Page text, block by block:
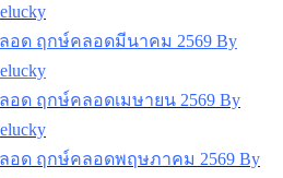
อด ฤกษ์คลอดมีนาคม 2569 By
อด ฤกษ์คลอดเมษายน 2569 By
อด ฤกษ์คลอดพฤษภาคม 2569 By